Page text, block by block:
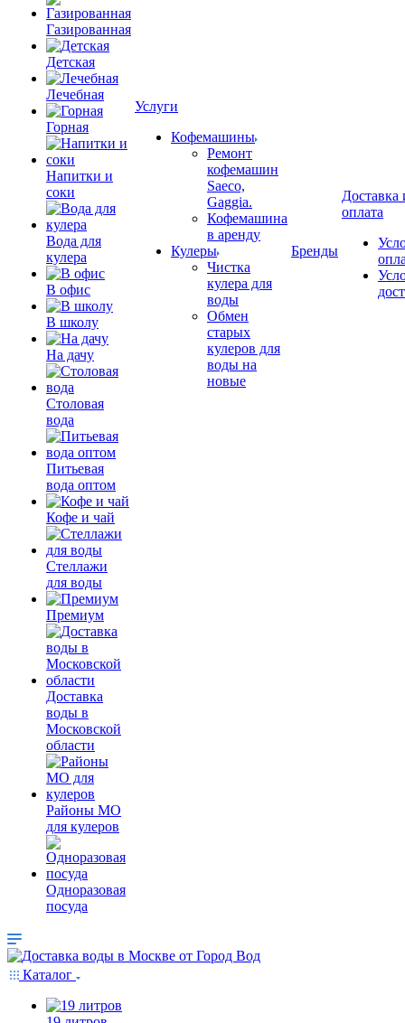
Газированная
Детская
Лечебная
Горная
Напитки и
соки
Вода для
кулера
В офис
В школу
На дачу
Столовая
вода
Питьевая
вода оптом
Кофе и чай
Стеллажи
для воды
Премиум
Доставка
воды в
Московской
области
Районы МО
для кулеров
Одноразовая
посуда
Услуги
Кофемашины
Ремонт
кофемашин
Saeco,
Gaggia.
Кофемашина
в аренду
Кулеры
Чистка
кулера для
воды
Обмен
старых
кулеров для
воды на
новые
Бренды
Доставка
оплата
Каталог